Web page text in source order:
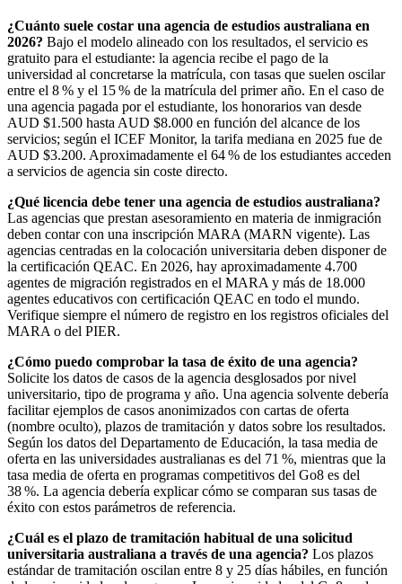
¿Cuánto suele costar una agencia de estudios australiana en
2026? Bajo el modelo alineado con los resultados, el servicio es
gratuito para el estudiante: la agencia recibe el pago de la
universidad al concretarse la matrícula, con tasas que suelen oscilar
entre el 8 % y el 15 % de la matrícula del primer año. En el caso de
una agencia pagada por el estudiante, los honorarios van desde
AUD $1.500 hasta AUD $8.000 en función del alcance de los
servicios; según el ICEF Monitor, la tarifa mediana en 2025 fue de
AUD $3.200. Aproximadamente el 64 % de los estudiantes acceden
a servicios de agencia sin coste directo.
¿Qué licencia debe tener una agencia de estudios australiana?
Las agencias que prestan asesoramiento en materia de inmigración
deben contar con una inscripción MARA (MARN vigente). Las
agencias centradas en la colocación universitaria deben disponer de
la certificación QEAC. En 2026, hay aproximadamente 4.700
agentes de migración registrados en el MARA y más de 18.000
agentes educativos con certificación QEAC en todo el mundo.
Verifique siempre el número de registro en los registros oficiales del
MARA o del PIER.
¿Cómo puedo comprobar la tasa de éxito de una agencia?
Solicite los datos de casos de la agencia desglosados por nivel
universitario, tipo de programa y año. Una agencia solvente debería
facilitar ejemplos de casos anonimizados con cartas de oferta
(nombre oculto), plazos de tramitación y datos sobre los resultados.
Según los datos del Departamento de Educación, la tasa media de
oferta en las universidades australianas es del 71 %, mientras que la
tasa media de oferta en programas competitivos del Go8 es del
38 %. La agencia debería explicar cómo se comparan sus tasas de
éxito con estos parámetros de referencia.
¿Cuál es el plazo de tramitación habitual de una solicitud
universitaria australiana a través de una agencia? Los plazos
estándar de tramitación oscilan entre 8 y 25 días hábiles, en función